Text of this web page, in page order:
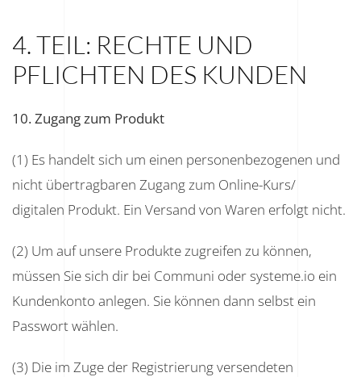
4. TEIL: RECHTE UND
PFLICHTEN DES KUNDEN
10. Zugang zum Produkt
(1) Es handelt sich um einen personenbezogenen und
nicht übertragbaren Zugang zum Online-Kurs/
digitalen Produkt. Ein Versand von Waren erfolgt nicht.
(2) Um auf unsere Produkte zugreifen zu können,
müssen Sie sich dir bei Communi oder systeme.io ein
Kundenkonto anlegen. Sie können dann selbst ein
Passwort wählen.
(3) Die im Zuge der Registrierung versendeten